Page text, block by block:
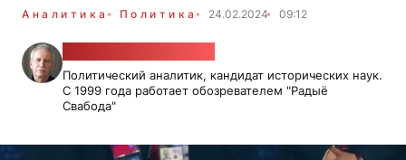
Аналитика Политика 24.02.2024 09:12
Политический аналитик, кандидат исторических наук.
С 1999 года работает обозревателем "Радыё
Свабода"